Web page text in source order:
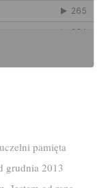
pamięta
grudnia 2013